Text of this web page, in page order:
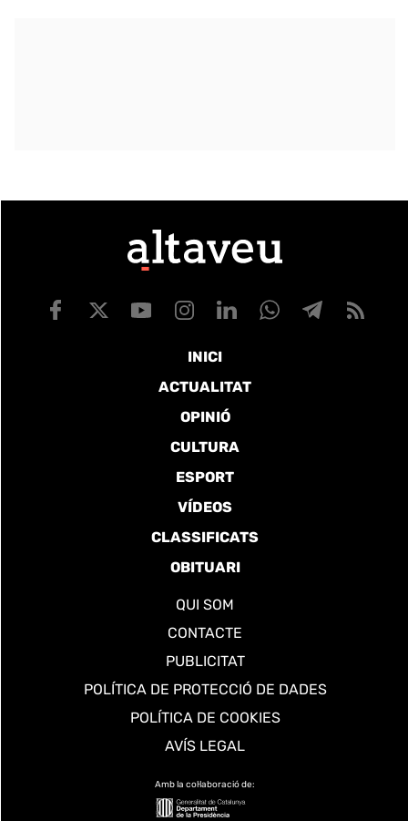
INICI
ACTUALITAT
OPINIÓ
CULTURA
ESPORT
VÍDEOS
CLASSIFICATS
OBITUARI
QUI SOM
CONTACTE
PUBLICITAT
POLÍTICA DE PROTECCIÓ DE DADES
POLÍTICA DE COOKIES
AVÍS LEGAL
Amb la col·laboració de: